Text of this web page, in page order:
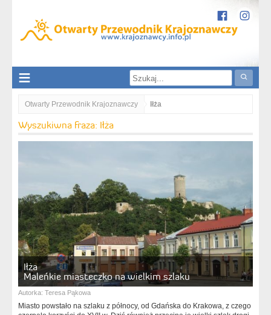
Otwarty Przewodnik Krajoznawczy Iłża
Wyszukiwna fraza: Iłża
Iłża
Maleńkie miasteczko na wielkim szlaku
Autorka: Teresa Pąkowa
Miasto powstało na szlaku z północy, od Gdańska do Krakowa, z czego